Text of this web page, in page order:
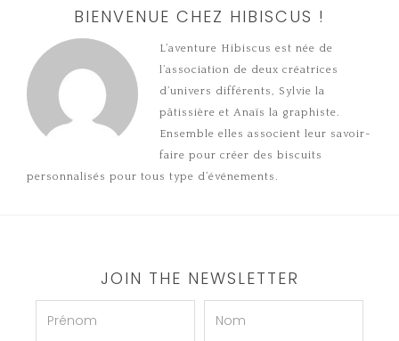
BIENVENUE CHEZ HIBISCUS !
L’aventure Hibiscus est née de
l’association de deux créatrices
d’univers différents, Sylvie la
pâtissière et Anaïs la graphiste.
Ensemble elles associent leur savoir-
faire pour créer des biscuits
personnalisés pour tous type d’événements.
JOIN THE NEWSLETTER